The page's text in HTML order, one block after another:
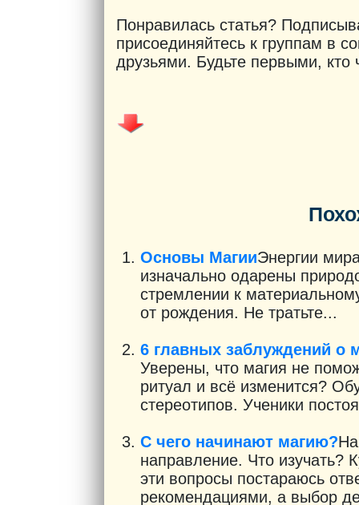
Понравилась статья?
присоединяйтесь к группам в
друзьями. Будьте первыми,
Основы МагииЭнергии
изначально одарены
стремлении к
от рождения. Не тратьте...
6 главных заблуждений о
Уверены, что магия не
ритуал и всё изменится?
стереотипов. Ученики
С чего начинают магию?
направление. Что изучать?
эти вопросы постараюсь
рекомендациями, а выбор